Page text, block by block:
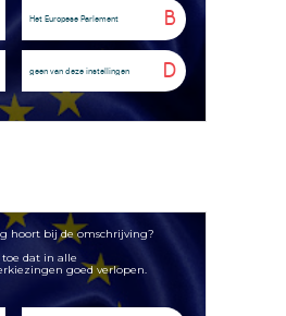
B
Het Europese Parlement
D
geen van deze instellingen
hoort bij de omschrijving?
dat in alle
goed verlopen.